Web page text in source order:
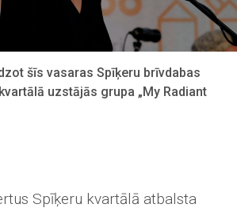
o
šīs vasaras Spīķeru brīvdabas
uzstājās grupa „My Radiant
Spīķeru kvartālā atbalsta